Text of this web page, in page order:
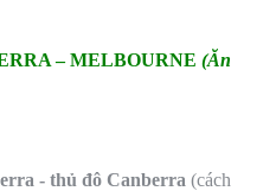
– MELBOURNE (Ăn
- thủ đô Canberra (cách